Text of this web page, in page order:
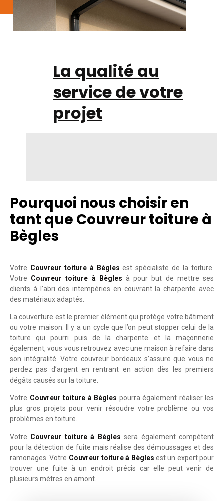
La qualité au
service de votre
projet
Pourquoi nous choisir en
tant que Couvreur toiture à
Bègles
Votre Couvreur toiture à Bègles est spécialiste de la toiture.
Votre Couvreur toiture à Bègles à pour but de mettre ses
clients à l’abri des intempéries en couvrant la charpente avec
des matériaux adaptés.
La couverture est le premier élément qui protège votre bâtiment
ou votre maison. Il y a un cycle que l’on peut stopper celui de la
toiture qui pourri puis de la charpente et la maçonnerie
également, vous vous retrouvez avec une maison à refaire dans
son intégralité. Votre couvreur bordeaux s’assure que vous ne
perdez pas d’argent en rentrant en action dès les premiers
dégâts causés sur la toiture.
Votre Couvreur toiture à Bègles pourra également réaliser les
plus gros projets pour venir résoudre votre problème ou vos
problèmes en toiture.
Votre Couvreur toiture à Bègles sera également compétent
pour la détection de fuite mais réalise des démoussages et des
ramonages. Votre Couvreur toiture à Bègles est un expert pour
trouver une fuite à un endroit précis car elle peut venir de
plusieurs mètres en amont.